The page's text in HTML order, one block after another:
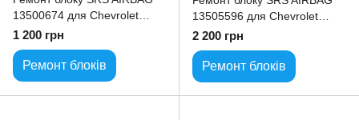
13500674 для Chevrolet
Suburban
1 200 грн
Ремонт блоків
13505596 для Chevrolet
Camaro
2 200 грн
Ремонт блоків